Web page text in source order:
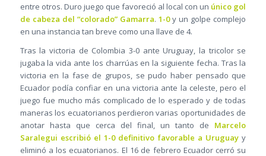
entre otros. Duro juego que favoreció al local con un único gol
de cabeza del “colorado” Gamarra.1-0y un golpe complejo
en una instancia tan breve como una llave de 4.
Tras la victoria de Colombia 3-0 ante Uruguay, la tricolor se
jugaba la vida ante los charrúas en la siguiente fecha. Tras la
victoria en la fase de grupos, se pudo haber pensado que
Ecuador podía confiar en una victoria ante la celeste, pero el
juego fue mucho más complicado de lo esperado y de todas
maneras los ecuatorianos perdieron varias oportunidades de
anotar hasta que cerca del final, un tanto de Marcelo
Saralegui escribió el 1-0 definitivo favorable a Uruguay y
eliminó a los ecuatorianos. El 16 de febrero Ecuador cerró su